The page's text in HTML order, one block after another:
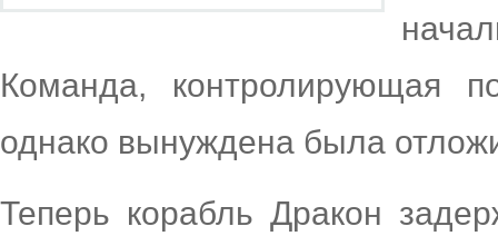
Команда, контролирующая
однако вынуждена была
Теперь корабль Дракон